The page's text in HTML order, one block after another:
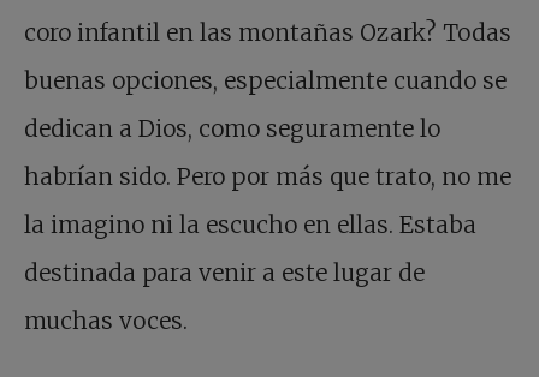
coro infantil en las montañas Ozark? Todas
buenas opciones, especialmente cuando se
dedican a Dios, como seguramente lo
habrían sido. Pero por más que trato, no me
la imagino ni la escucho en ellas. Estaba
destinada para venir a este lugar de
muchas voces.